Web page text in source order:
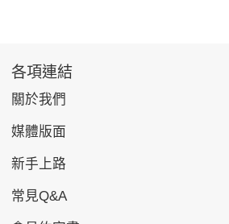
各項連結
關於我們
媒體版面
新手上路
常見Q&A